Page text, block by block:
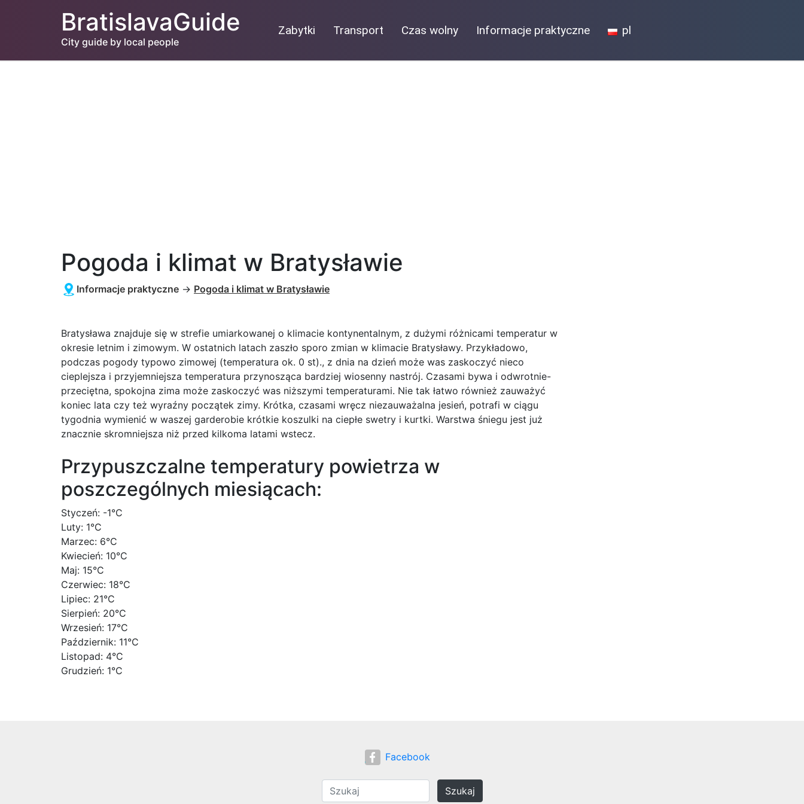
BratislavaGuide
City guide by local people
Zabytki Transport Czas wolny Informacje praktyczne pl
Pogoda i klimat w Bratysławie
Informacje praktyczne → Pogoda i klimat w Bratysławie
Bratysława znajduje się w strefie umiarkowanej o klimacie kontynentalnym, z dużymi różnicami temperatur w
okresie letnim i zimowym. W ostatnich latach zaszło sporo zmian w klimacie Bratysławy. Przykładowo,
podczas pogody typowo zimowej (temperatura ok. 0 st)., z dnia na dzień może was zaskoczyć nieco
cieplejsza i przyjemniejsza temperatura przynosząca bardziej wiosenny nastrój. Czasami bywa i odwrotnie-
przeciętna, spokojna zima może zaskoczyć was niższymi temperaturami. Nie tak łatwo również zauważyć
koniec lata czy też wyraźny początek zimy. Krótka, czasami wręcz niezauważalna jesień, potrafi w ciągu
tygodnia wymienić w waszej garderobie krótkie koszulki na ciepłe swetry i kurtki. Warstwa śniegu jest już
znacznie skromniejsza niż przed kilkoma latami wstecz.
Przypuszczalne temperatury powietrza w
poszczególnych miesiącach:
Styczeń: -1°C
Luty: 1°C
Marzec: 6°C
Kwiecień: 10°C
Maj: 15°C
Czerwiec: 18°C
Lipiec: 21°C
Sierpień: 20°C
Wrzesień: 17°C
Październik: 11°C
Listopad: 4°C
Grudzień: 1°C
Facebook
Szukaj